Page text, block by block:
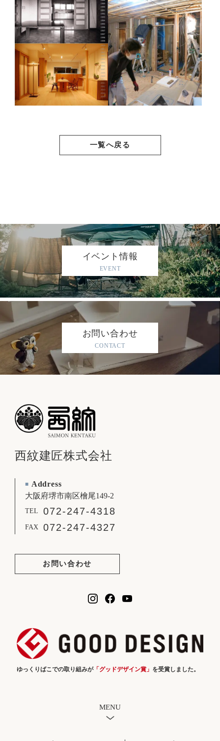
一覧へ戻る
イベント情報
EVENT
お問い合わせ
CONTACT
西紋建匠株式会社
■ Address
大阪府堺市南区檜尾149-2
TEL 072-247-4318
FAX 072-247-4327
お問い合わせ
ゆっくりばこでの取り組みが「グッドデザイン賞」 を受賞しました。
MENU